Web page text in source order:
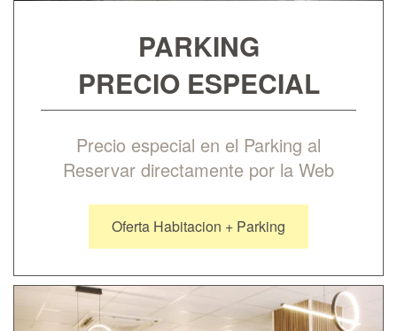
PARKING
PRECIO ESPECIAL
Precio especial en el Parking al
Reservar directamente por la Web
Oferta Habitacion + Parking